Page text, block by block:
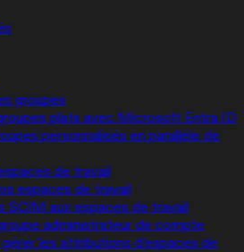
groupes
plats avec Microsoft Entra ID
personnalisés en parallèle de
de travail
espaces de travail
SCIM aux espaces de travail
administrateur de compte
les attributions d’espaces de